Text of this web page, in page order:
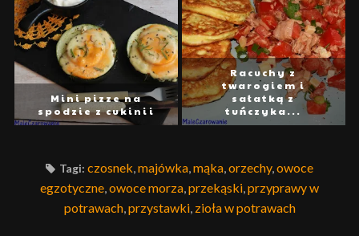
Mini pizze na
spodzie z cukinii
Racuchy z
twarogiem i
sałatką z
tuńczyka...
Tagi: czosnek majówka mąka orzechy, owoce
egzotyczne owoce morza przekąski przyprawy w
potrawach, przystawki, zioła w potrawach